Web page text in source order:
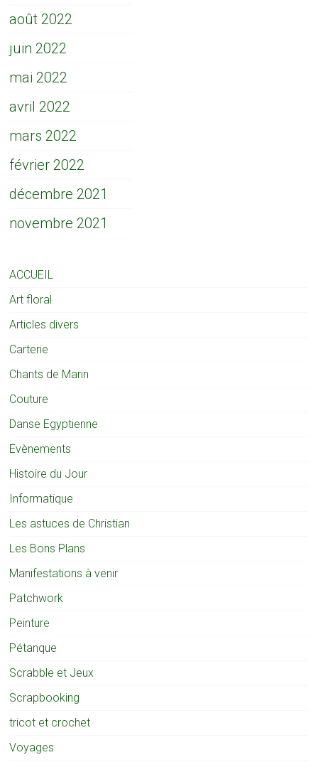
août 2022
juin 2022
mai 2022
avril 2022
mars 2022
février 2022
décembre 2021
novembre 2021
ACCUEIL
Art floral
Articles divers
Carterie
Chants de Marin
Couture
Danse Egyptienne
Evènements
Histoire du Jour
Informatique
Les astuces de Christian
Les Bons Plans
Manifestations à venir
Patchwork
Peinture
Pétanque
Scrabble et Jeux
Scrapbooking
tricot et crochet
Voyages